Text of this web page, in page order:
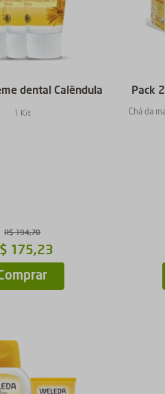
dental Calêndula
1 Kit
R$ 194,70
175,23
Pack
Chá da